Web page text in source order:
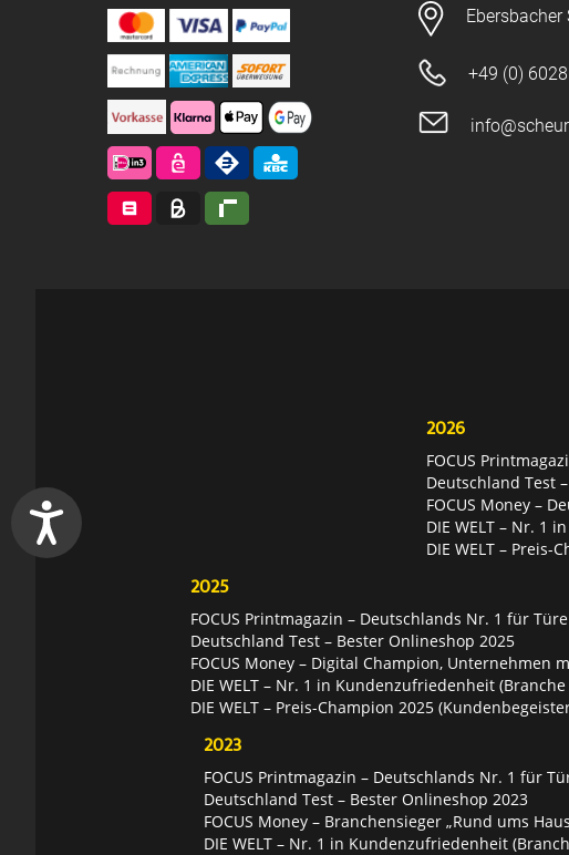
Ebersbacher
+49 (0)
2026
FOCUS
Deutschland Test
FOCUS Money –
DIE WELT – Nr. 1
DIE WELT –
2025
FOCUS Printmagazin – Deutschlands Nr. 1 für
Deutschland Test – Bester Onlineshop 2025
FOCUS Money – Digital Champion, Unternehmen
DIE WELT – Nr. 1 in Kundenzufriedenheit
DIE WELT – Preis-Champion 2025
2023
FOCUS Printmagazin – Deutschlands Nr. 1 für
Deutschland Test – Bester Onlineshop 2023
FOCUS Money – Branchensieger „Rund ums
DIE WELT – Nr. 1 in Kundenzufriedenheit